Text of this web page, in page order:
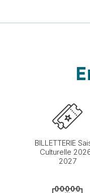
BILLETTERIE
Culturelle
2027